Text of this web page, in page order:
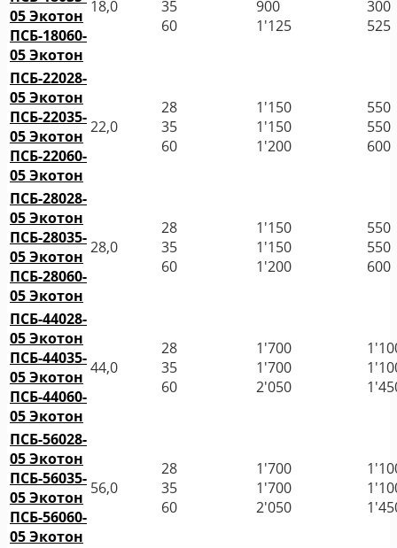
05 Экотон
ПСБ-18060-
05 Экотон
18,0
35
60
900
1'125
300
525
ПСБ-22028-
05 Экотон
ПСБ-22035-
05 Экотон
ПСБ-22060-
05 Экотон
22,0
28
35
60
1'150
1'150
1'200
550
550
600
ПСБ-28028-
05 Экотон
ПСБ-28035-
05 Экотон
ПСБ-28060-
05 Экотон
28,0
28
35
60
1'150
1'150
1'200
550
550
600
ПСБ-44028-
05 Экотон
ПСБ-44035-
05 Экотон
ПСБ-44060-
05 Экотон
44,0
28
35
60
1'700
1'700
2'050
ПСБ-56028-
05 Экотон
ПСБ-56035-
05 Экотон
ПСБ-56060-
05 Экотон
56,0
28
35
60
1'700
1'700
2'050